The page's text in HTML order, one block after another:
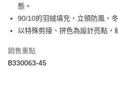
街口支付
悠遊付
Google Pay
全盈+PAY
態。
90/10的羽絨填充，立領防風，
以特殊剪接、拼色為設計亮點，
銷售重點
B330063-45